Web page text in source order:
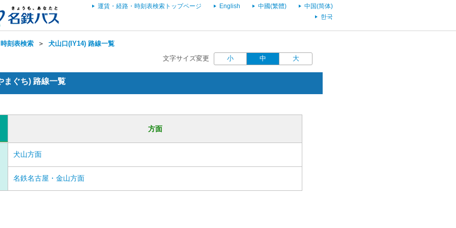
運賃・経路・時刻表検索トップページ English 中國(繁體)
中国(简体)
한국
刻表検索 ＞ 犬山口(IY14) 路線一覧
文字サイズ変更 小 中 大
まぐち) 路線一覧
方面
犬山方面
名鉄名古屋・金山方面